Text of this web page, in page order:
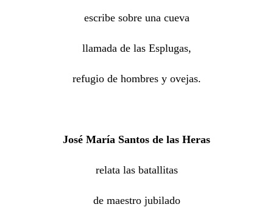
escribe sobre una cueva
llamada de las Esplugas,
refugio de hombres y ovejas.
José María Santos de las Heras
relata las batallitas
de maestro jubilado